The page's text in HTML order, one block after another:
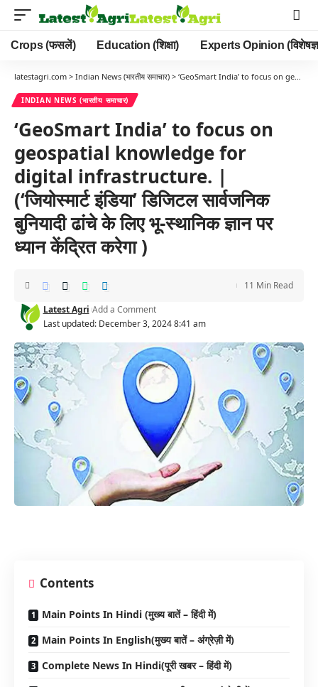
Crops (फसलें) Education (शिक्षा) Experts Opinion (विशेषज्ञ
latestagri.com > Indian News (भारतीय समाचार) > ‘GeoSmart India’ to focus on geospatial knowledge for digital infrastructure. | (‘जियोस्मार्ट इंडिया’ डिजिटल सार्वजनिक बुनियादी ढांचे के लिए भू-स्थानिक ज्ञान पर ध्यान केंद्रित करेगा )
INDIAN NEWS (भारतीय समाचार)
‘GeoSmart India’ to focus on
geospatial knowledge for
digital infrastructure. |
(‘जियोस्मार्ट इंडिया’ डिजिटल सार्वजनिक
बुनियादी ढांचे के लिए भू-स्थानिक ज्ञान पर
ध्यान केंद्रित करेगा )
Last updated: December 3, 2024 8:41 am
Latest Agri Add a Comment
11 Min Read
Contents
Main Points In Hindi (मुख्य बातें – हिंदी में)
Main Points In English(मुख्य बातें – अंग्रेज़ी में)
Complete News In Hindi(पूरी खबर – हिंदी में)